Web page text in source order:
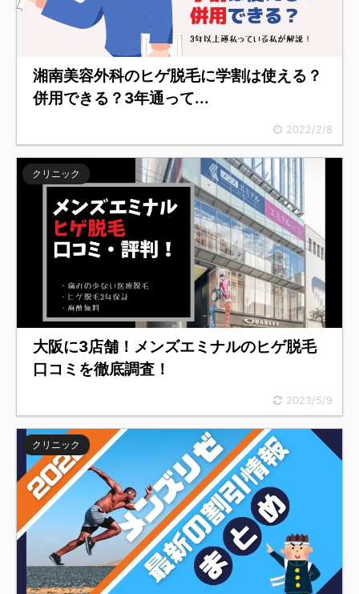
湘南美容外科のヒゲ脱毛に学割は使える？
併用できる？3年通って...
2022/2/8
クリニック
大阪に3店舗！メンズエミナルのヒゲ脱毛
口コミを徹底調査！
2023/5/9
クリニック